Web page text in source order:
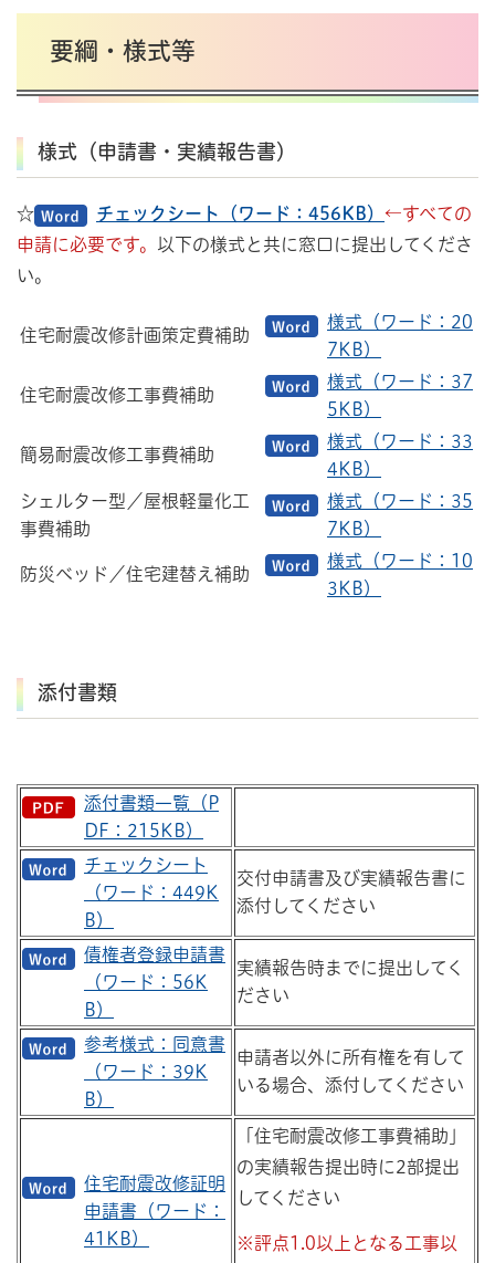
要綱・様式等
様式（申請書・実績報告書）
☆ チェックシート（ワード：456KB） ←すべての
申請に必要です。 以下の様式と共に窓口に提出してくださ
い。
住宅耐震改修計画策定費補助
様式（ワード：20
7KB）
住宅耐震改修工事費補助
様式（ワード：37
5KB）
簡易耐震改修工事費補助
様式（ワード：33
4KB）
シェルター型／屋根軽量化工
事費補助
様式（ワード：35
7KB）
防災ベッド／住宅建替え補助
様式（ワード：10
3KB）
添付書類
添付書類一覧（P
DF：215KB）
チェックシート
（ワード：449K
B）
交付申請書及び実績報告書に
添付してください
債権者登録申請書
（ワード：56K
B）
実績報告時までに提出してく
ださい
参考様式：同意書
（ワード：39K
B）
申請者以外に所有権を有して
いる場合、添付してください
住宅耐震改修証明
申請書（ワード：
41KB）
「住宅耐震改修工事費補助」
の実績報告提出時に2部提出
してください
※評点1.0以上となる工事以